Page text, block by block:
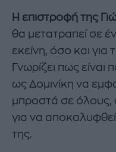
Η επιστροφή της
θα μετατραπεί σε
εκείνη, όσο και
Γνωρίζει πως
ως Δομινίκη να
μπροστά σε όλους,
για να
της.